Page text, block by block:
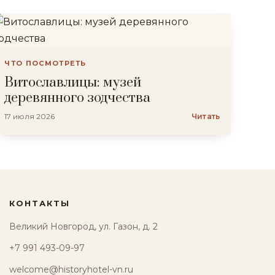
ЧТО ПОСМОТРЕТЬ
Витославлицы: музей
деревянного зодчества
17 июля 2026 Читать
КОНТАКТЫ
Великий Новгород, ул. Газон, д. 2
+7 991 493-09-97
welcome@historyhotel-vn.ru